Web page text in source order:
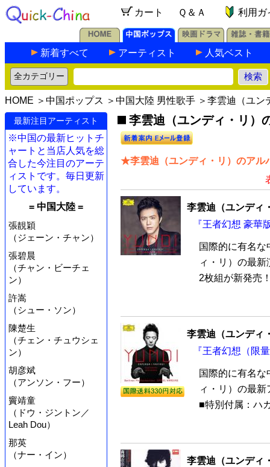
カート Ｑ＆Ａ 利用ガ
新着すべて アーティスト 人気ベスト
HOME ＞ 中国ポップス ＞ 中国大陸 男性歌手 ＞李雲迪（ユン
最新注目アーティスト
※中国の最新ヒットチ
ャートと当店人気を総
合した今注目のアーテ
ィストです。毎日更新
しています。
= 中国大陸 =
張靚穎
（ジェーン・チャン）
張碧晨
（チャン・ビーチェ
ン）
許嵩
（シュー・ソン）
陳楚生
（チェン・チュウシェ
ン）
胡彦斌
（アンソン・フー）
竇靖童
（ドウ・ジントン／
Leah Dou）
那英
（ナー・イン）
李雲迪（ユンディ・リ）
★李雲迪（ユンディ・リ）のアル
李雲迪（ユンディ
『王者幻想 豪華
国際的に有名
ィ・リ）の最
2枚組が新発売
李雲迪（ユンディ
『王者幻想（限
国際的に有名
ィ・リ）の最
■特別付属：ハ
李雲迪（ユンディ